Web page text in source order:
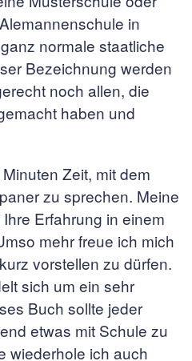
in
normale staatliche
Bezeichnung werden
noch allen, die
haben und
Zeit, mit dem
zu sprechen. Meine
Erfahrung in einem
mehr freue ich mich
vorstellen zu dürfen.
sich um ein sehr
Buch sollte jeder
etwas mit Schule zu
wiederhole ich auch